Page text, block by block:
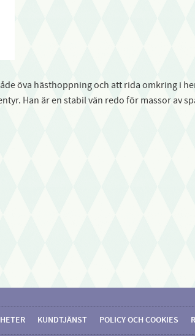
öva hästhoppning och att rida omkring i
Han är en stabil vän redo för massor av
KUNDTJÄNST POLICY OCH COOKIES